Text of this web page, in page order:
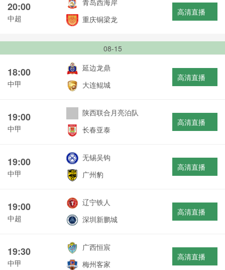
20:00
中超
青岛西海岸
重庆铜梁龙
高清直播
08-15
18:00
中甲
延边龙鼎
大连鲲城
高清直播
19:00
中甲
陕西联合月亮泊队
长春亚泰
高清直播
19:00
中甲
无锡吴钩
广州豹
高清直播
19:00
中超
辽宁铁人
深圳新鹏城
高清直播
19:30
中甲
广西恒宸
梅州客家
高清直播